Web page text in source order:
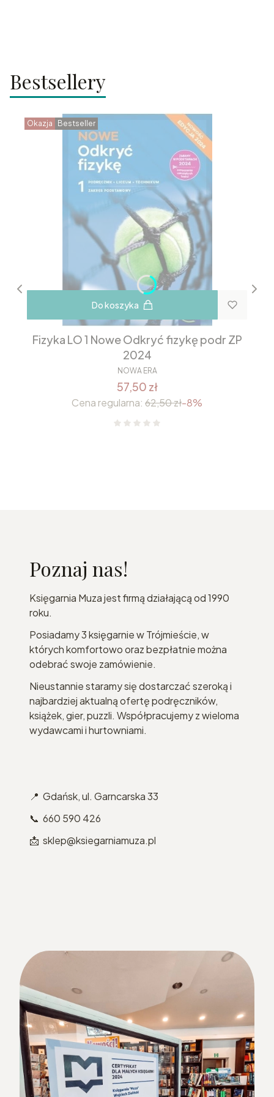
Bestsellery
Okazja Bestseller
Do koszyka
Fizyka LO 1 Nowe Odkryć fizykę podr ZP
2024
NOWA ERA
57,50 zł
Cena regularna: 62,50 zł-8%
Poznaj nas!
Księgarnia Muza jest firmą działającą od 1990
roku.
Posiadamy 3 księgarnie w Trójmieście, w
których komfortowo oraz bezpłatnie można
odebrać swoje zamówienie.
Nieustannie staramy się dostarczać szeroką i
najbardziej aktualną ofertę podręczników,
książek, gier, puzzli. Współpracujemy z wieloma
wydawcami i hurtowniami.
📍 Gdańsk, ul. Garncarska 33
📞 660 590 426
📩 sklep@ksiegarniamuza.pl